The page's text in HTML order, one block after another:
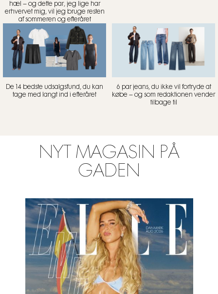
hæl – og dette par, jeg lige har
erhvervet mig, vil jeg bruge resten
af sommeren og efteråret
De 14 bedste udsalgsfund, du kan
tage med langt ind i efteråret
6 par jeans, du ikke vil fortryde at
købe – og som redaktionen vender
tilbage til
NYT MAGASIN PÅ
GADEN